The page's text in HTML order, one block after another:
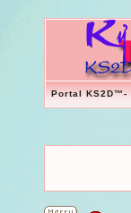
Portal KS2D™-